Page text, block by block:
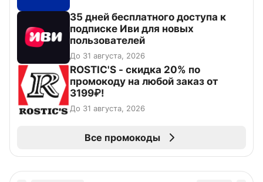
35 дней бесплатного доступа к
подписке Иви для новых
пользователей
До 31 августа, 2026
ROSTIC'S - скидка 20% по
промокоду на любой заказ от
3199₽!
До 31 августа, 2026
Все промокоды